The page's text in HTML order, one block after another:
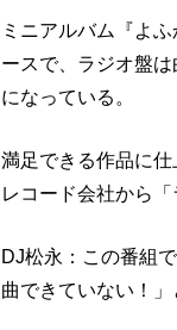
ミニアルバム『よ
ースで、ラジオ盤
になっている。
満足できる作品に
レコード会社から
DJ松永：この番組
曲できていない！」